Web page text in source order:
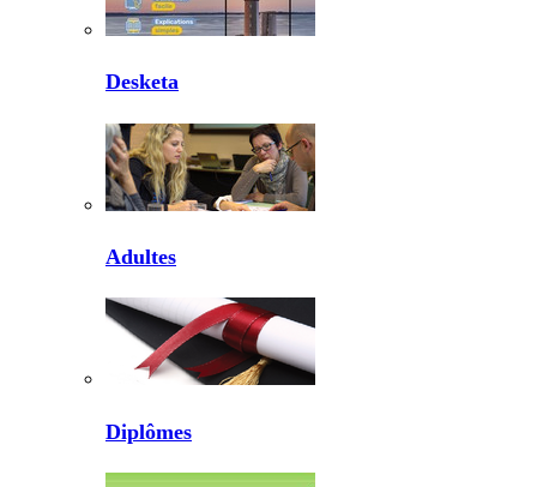
Desketa
Adultes
Diplômes